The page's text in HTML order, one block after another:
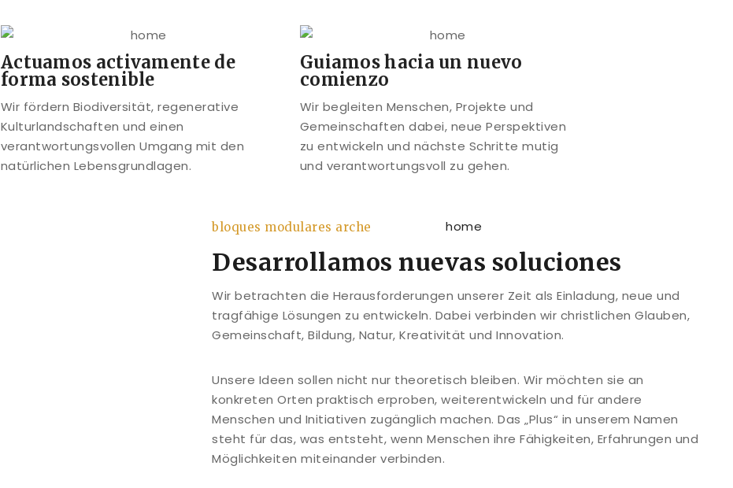
Actuamos activamente de
forma sostenible
Wir fördern Biodiversität, regenerative
Kulturlandschaften und einen
verantwortungsvollen Umgang mit den
natürlichen Lebensgrundlagen.
Guiamos hacia un nuevo
comienzo
Wir begleiten Menschen, Projekte und
Gemeinschaften dabei, neue Perspektiven
zu entwickeln und nächste Schritte mutig
und verantwortungsvoll zu gehen.
bloques modulares arche
Desarrollamos nuevas soluciones
Wir betrachten die Herausforderungen unserer Zeit als Einladung, neue und
tragfähige Lösungen zu entwickeln. Dabei verbinden wir christlichen Glauben,
Gemeinschaft, Bildung, Natur, Kreativität und Innovation.
Unsere Ideen sollen nicht nur theoretisch bleiben. Wir möchten sie an
konkreten Orten praktisch erproben, weiterentwickeln und für andere
Menschen und Initiativen zugänglich machen. Das „Plus“ in unserem Namen
steht für das, was entsteht, wenn Menschen ihre Fähigkeiten, Erfahrungen und
Möglichkeiten miteinander verbinden.